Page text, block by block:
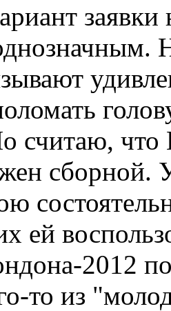
считаю, что
сборной.
ей
2012
то из